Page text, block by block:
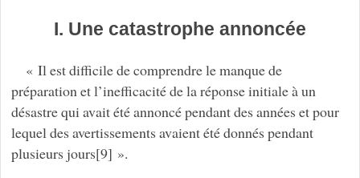
I. Une catastrophe annoncée
« Il est difficile de comprendre le manque de
préparation et l’inefficacité de la réponse initiale à un
désastre qui avait été annoncé pendant des années et pour
lequel des avertissements avaient été donnés pendant
plusieurs jours[9] ».